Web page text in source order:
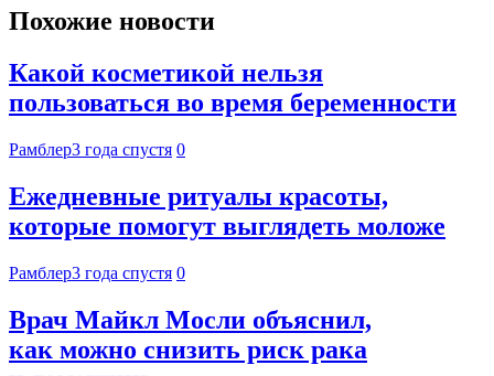
Похожие новости
Какой косметикой нельзя
пользоваться во время беременности
Рамблер3 года спустя 0
Ежедневные ритуалы красоты,
которые помогут выглядеть моложе
Рамблер3 года спустя 0
Врач Майкл Мосли объяснил,
как можно снизить риск рака